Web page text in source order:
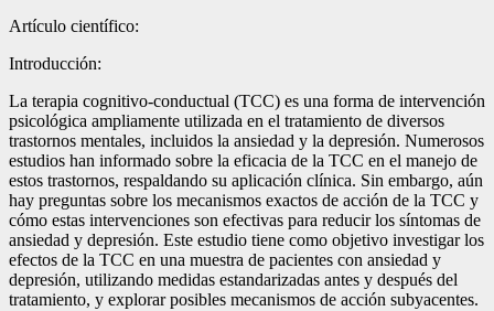
Artículo científico:
Introducción:
La terapia cognitivo-conductual (TCC) es una forma de intervención
psicológica ampliamente utilizada en el tratamiento de diversos
trastornos mentales, incluidos la ansiedad y la depresión. Numerosos
estudios han informado sobre la eficacia de la TCC en el manejo de
estos trastornos, respaldando su aplicación clínica. Sin embargo, aún
hay preguntas sobre los mecanismos exactos de acción de la TCC y
cómo estas intervenciones son efectivas para reducir los síntomas de
ansiedad y depresión. Este estudio tiene como objetivo investigar los
efectos de la TCC en una muestra de pacientes con ansiedad y
depresión, utilizando medidas estandarizadas antes y después del
tratamiento, y explorar posibles mecanismos de acción subyacentes.